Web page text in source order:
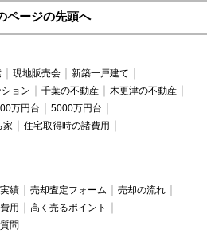
ページの先頭へ
現地販売会
新築一戸建て
ョン 千葉の不動産
木更津の不動産
万円台
5000万円台
家
住宅取得時の諸費用
績 売却査定フォーム
売却の流れ
用
高く売るポイント
問